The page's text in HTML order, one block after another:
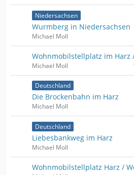
Niedersachsen
Wurmberg in Niedersachsen
Michael Moll
Wohnmobilstellplatz im Harz
Michael Moll
Deutschland
Die Brockenbahn im Harz
Michael Moll
Deutschland
Liebesbankweg im Harz
Michael Moll
Wohnmobilstellplatz Harz /